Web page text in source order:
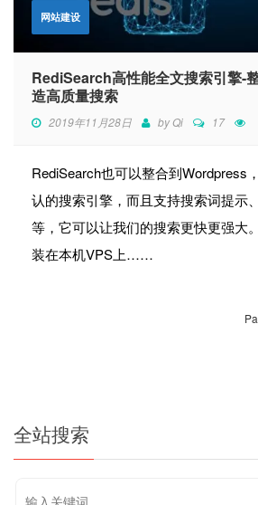
网站建设
RediSearch高性能全文搜索引擎-
造高质量搜索
2019年11月28日 byQi 17
RediSearch也可以整合到Wordpress
认的搜索引擎，而且支持搜索词提示
等，它可以让我们的搜索更快更强大
装在本机VPS上……
全站搜索